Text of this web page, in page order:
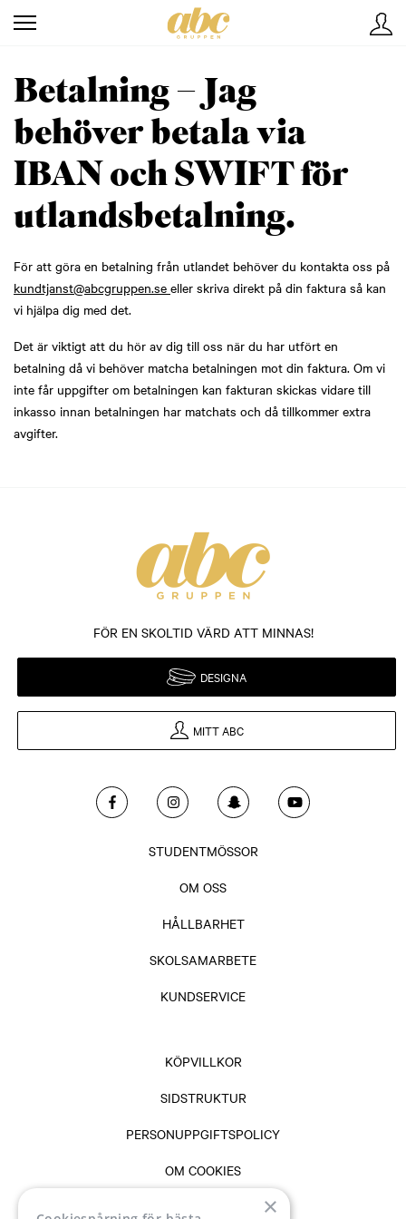
Betalning – Jag
behöver betala via
IBAN och SWIFT för
utlandsbetalning.
För att göra en betalning från utlandet behöver du kontakta oss på
kundtjanst@abcgruppen.se eller skriva direkt på din faktura så kan
vi hjälpa dig med det.
Det är viktigt att du hör av dig till oss när du har utfört en
betalning då vi behöver matcha betalningen mot din faktura. Om vi
inte får uppgifter om betalningen kan fakturan skickas vidare till
inkasso innan betalningen har matchats och då tillkommer extra
avgifter.
STUDENTMÖSSOR
OM OSS
HÅLLBARHET
SKOLSAMARBETE
KUNDSERVICE
FÖR EN SKOLTID VÄRD ATT MINNAS!
DESIGNA
MITT ABC
KÖPVILLKOR
SIDSTRUKTUR
PERSONUPPGIFTSPOLICY
OM COOKIES
VANLIGA FRÅGOR & SVAR
×